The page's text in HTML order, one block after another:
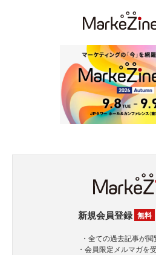
新規会員登録 無料
・全ての過去記事が
・会員限定メルマガを